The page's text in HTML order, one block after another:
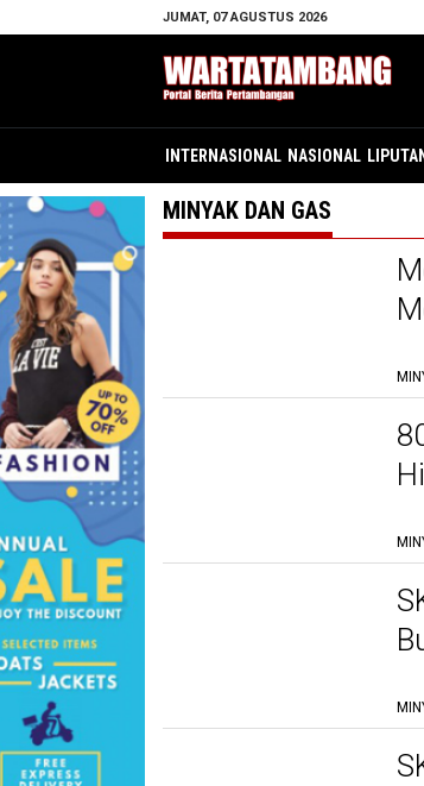
JUMAT, 07 AGUSTUS 2026
INTERNASIONAL NASIONAL
MINYAK DAN GAS